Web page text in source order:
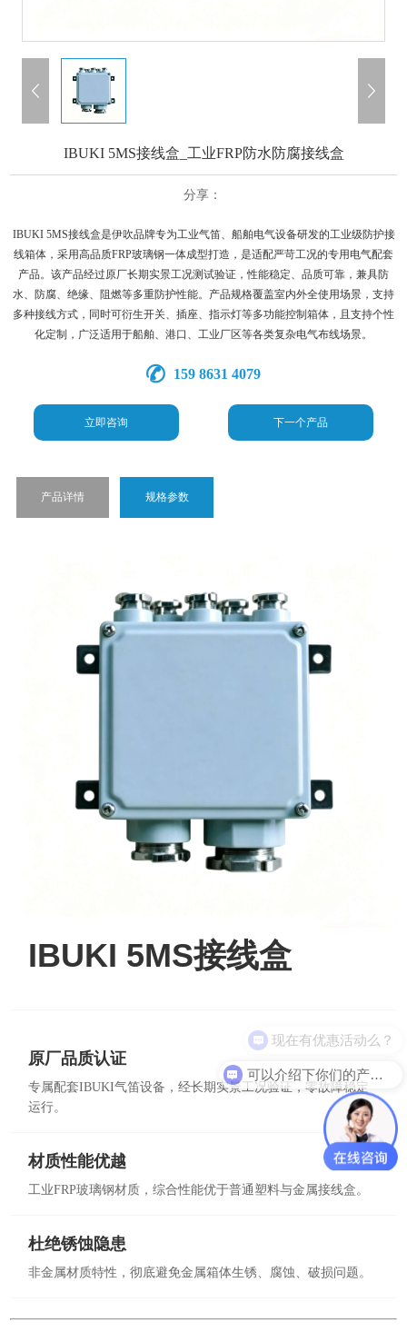
IBUKI 5MS接线盒_工业FRP防水防腐接线盒
分享：
IBUKI 5MS接线盒是伊吹品牌专为工业气笛、船舶电气设备研发的工业级防护接
线箱体，采用高品质FRP玻璃钢一体成型打造，是适配严苛工况的专用电气配套
产品。该产品经过原厂长期实景工况测试验证，性能稳定、品质可靠，兼具防
水、防腐、绝缘、阻燃等多重防护性能。产品规格覆盖室内外全使用场景，支持
多种接线方式，同时可衍生开关、插座、指示灯等多功能控制箱体，且支持个性
化定制，广泛适用于船舶、港口、工业厂区等各类复杂电气布线场景。
159 8631 4079
立即咨询 下一个产品
产品详情 规格参数
IBUKI 5MS接线盒
原厂品质认证
专属配套IBUKI气笛设备，经长期实景工况验证，零故障稳定
运行。
材质性能优越
工业FRP玻璃钢材质，综合性能优于普通塑料与金属接线盒。
杜绝锈蚀隐患
非金属材质特性，彻底避免金属箱体生锈、腐蚀、破损问题。